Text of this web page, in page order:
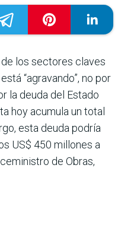
los sectores claves
“agravando”, no por
la deuda del Estado
hoy acumula un total
esta deuda podría
US$ 450 millones a
de Obras,